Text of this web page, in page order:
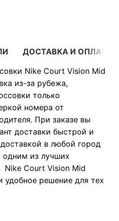
ДОСТАВКА И ОПЛАТА
Nike Court Vision Mid
из-за рубежа,
только
номера от
При заказе вы
доставки быстрой и
в любой город
одним из лучших
Nike Court Vision Mid
удобное решение для тех